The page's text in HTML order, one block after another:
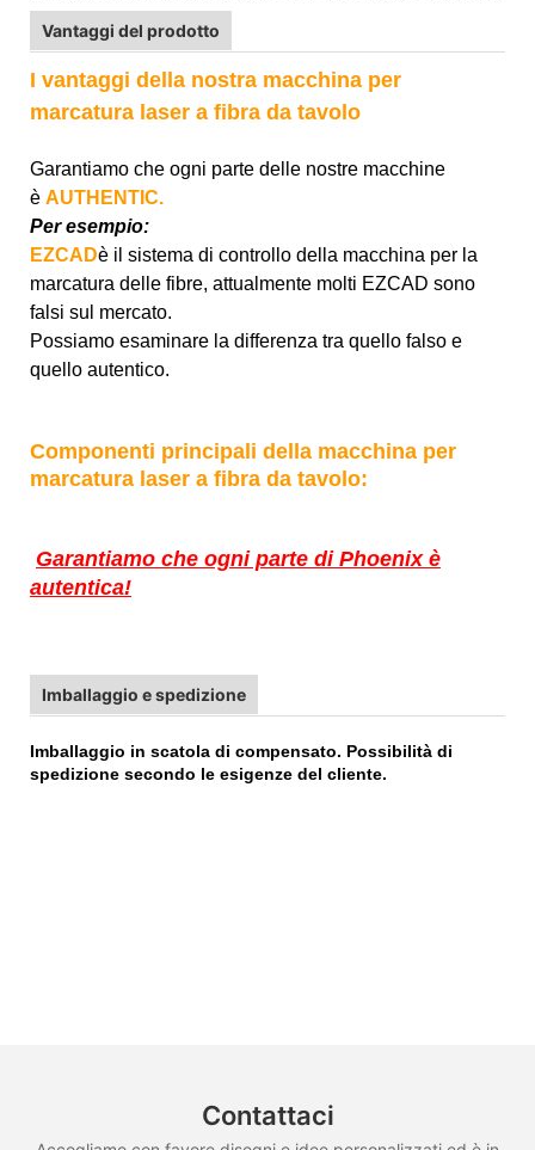
Vantaggi del prodotto
I vantaggi della nostra macchina per
marcatura laser a fibra da tavolo
Garantiamo che ogni parte delle nostre macchine
è AUTHENTIC.
Per esempio:
EZCADè il sistema di controllo della macchina per la
marcatura delle fibre, attualmente molti EZCAD sono
falsi sul mercato.
Possiamo esaminare la differenza tra quello falso e
quello autentico.
Componenti principali della macchina per
marcatura laser a fibra da tavolo:
Garantiamo che ogni parte di Phoenix è
autentica!
Imballaggio e spedizione
Imballaggio in scatola di compensato. Possibilità di
spedizione secondo le esigenze del cliente.
Contattaci